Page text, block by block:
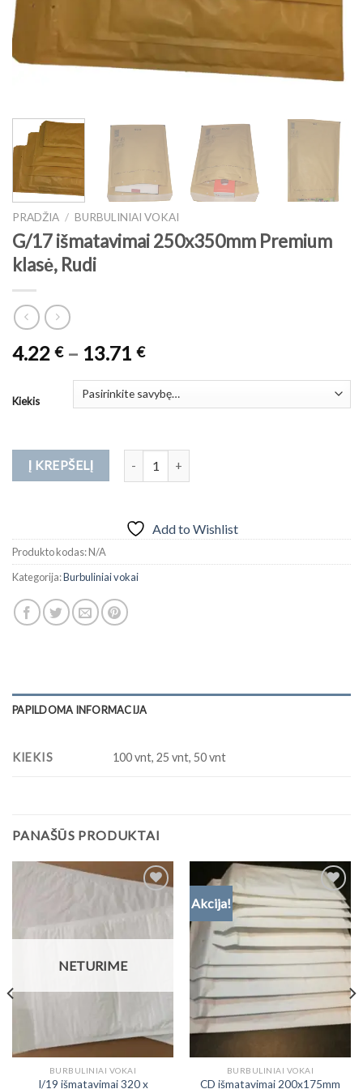
PRADŽIA / BURBULINIAI VOKAI
G/17 išmatavimai 250x350mm Premium
klasė, Rudi
4.22 € – 13.71 €Price
4.22 €
through
Kiekis
Į KREPŠELĮ
Add to Wishlist
Produkto kodas:N/A
Kategorija:Burbuliniai vokai
PAPILDOMA INFORMACIJA
KIEKIS 100 vnt, 25 vnt, 50 vnt
PANAŠŪS PRODUKTAI
Wishlist
NETURIME
BURBULINIAI VOKAI
I/19 išmatavimai 320 x
Akcija!
Add to
BURBULINIAI VOKAI
CD išmatavimai 200x175mm